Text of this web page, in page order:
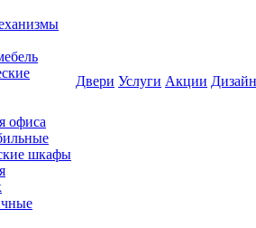
офиса
шкафы
Двери Услуги Акции